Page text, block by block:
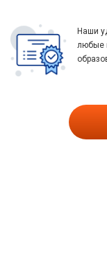
Наши
любые